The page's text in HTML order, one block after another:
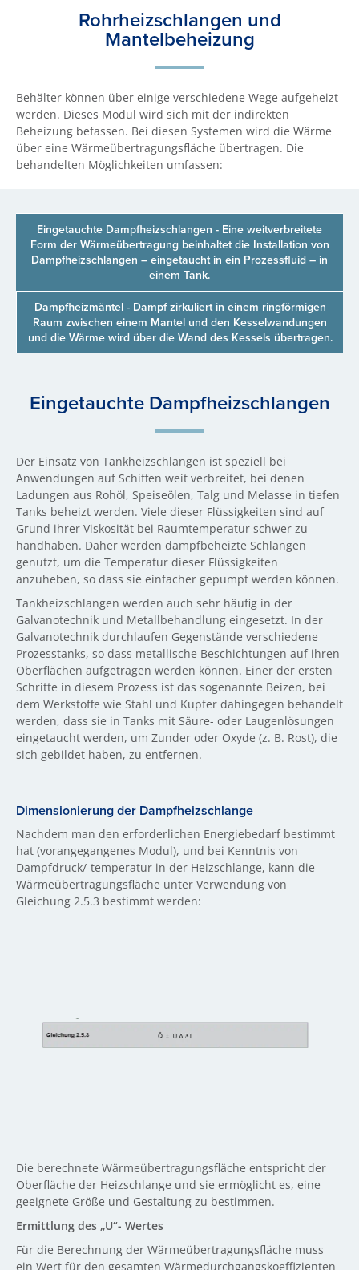
Rohrheizschlangen und
Mantelbeheizung
Behälter können über einige verschiedene Wege aufgeheizt
werden. Dieses Modul wird sich mit der indirekten
Beheizung befassen. Bei diesen Systemen wird die Wärme
über eine Wärmeübertragungsfläche übertragen. Die
behandelten Möglichkeiten umfassen:
Eingetauchte Dampfheizschlangen - Eine weitverbreitete
Form der Wärmeübertragung beinhaltet die Installation von
Dampfheizschlangen – eingetaucht in ein Prozessfluid – in
einem Tank.
Dampfheizmäntel - Dampf zirkuliert in einem ringförmigen
Raum zwischen einem Mantel und den Kesselwandungen
und die Wärme wird über die Wand des Kessels übertragen.
Eingetauchte Dampfheizschlangen
Der Einsatz von Tankheizschlangen ist speziell bei
Anwendungen auf Schiffen weit verbreitet, bei denen
Ladungen aus Rohöl, Speiseölen, Talg und Melasse in tiefen
Tanks beheizt werden. Viele dieser Flüssigkeiten sind auf
Grund ihrer Viskosität bei Raumtemperatur schwer zu
handhaben. Daher werden dampfbeheizte Schlangen
genutzt, um die Temperatur dieser Flüssigkeiten
anzuheben, so dass sie einfacher gepumpt werden können.
Tankheizschlangen werden auch sehr häufig in der
Galvanotechnik und Metallbehandlung eingesetzt. In der
Galvanotechnik durchlaufen Gegenstände verschiedene
Prozesstanks, so dass metallische Beschichtungen auf ihren
Oberflächen aufgetragen werden können. Einer der ersten
Schritte in diesem Prozess ist das sogenannte Beizen, bei
dem Werkstoffe wie Stahl und Kupfer dahingegen behandelt
werden, dass sie in Tanks mit Säure- oder Laugenlösungen
eingetaucht werden, um Zunder oder Oxyde (z. B. Rost), die
sich gebildet haben, zu entfernen.
Dimensionierung der Dampfheizschlange
Nachdem man den erforderlichen Energiebedarf bestimmt
hat (vorangegangenes Modul), und bei Kenntnis von
Dampfdruck/-temperatur in der Heizschlange, kann die
Wärmeübertragungsfläche unter Verwendung von
Gleichung 2.5.3 bestimmt werden:
Die berechnete Wärmeübertragungsfläche entspricht der
Oberfläche der Heizschlange und sie ermöglicht es, eine
geeignete Größe und Gestaltung zu bestimmen.
Ermittlung des „U“- Wertes
Für die Berechnung der Wärmeübertragungsfläche muss
ein Wert für den gesamten Wärmedurchgangskoeffizienten